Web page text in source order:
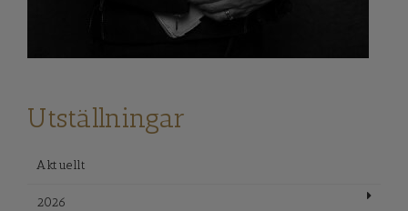
Utställningar
Aktuellt
2026